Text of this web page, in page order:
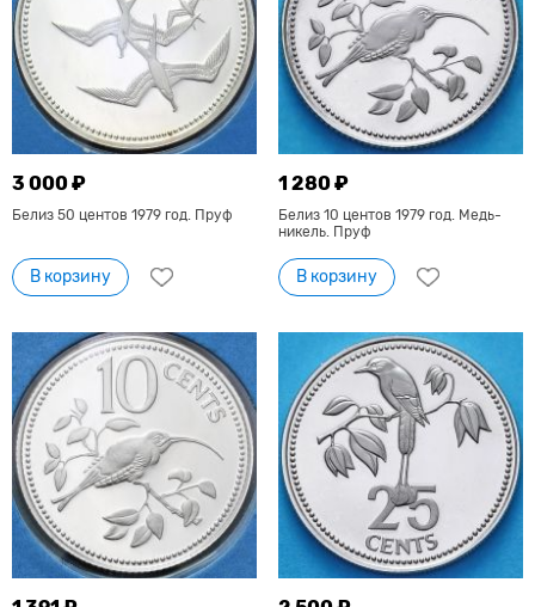
3 000 ₽
Белиз 50 центов 1979 год. Пруф
В корзину
1 280 ₽
Белиз 10 центов 1979 год. Медь-
никель. Пруф
В корзину